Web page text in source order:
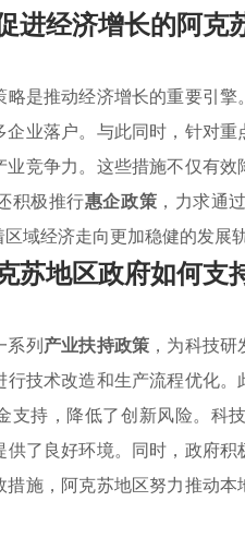
进经济增长的阿克
略是推动经济增长的重要引
业落户。与此同时，针对重
竞争力。这些措施不仅有
积极推行惠企政策 ，力求通
域经济走向更加稳健的发展
苏地区政府如何支
系列产业扶持政策 ，为科技
行技术改造和生产流程优化
支持，降低了创新风险。科
供了良好环境。同时，政府
施，阿克苏地区努力推动